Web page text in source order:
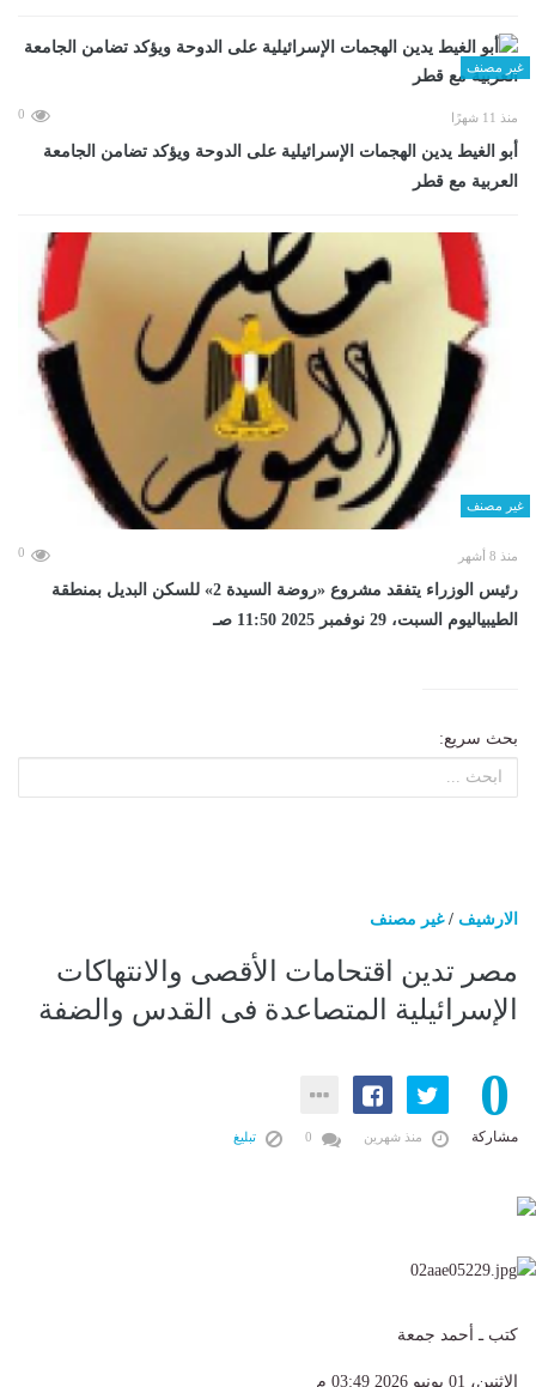
غير مصنف
منذ 11 شهرًا 0
أبو الغيط يدين الهجمات الإسرائيلية على الدوحة ويؤكد تضامن الجامعة
العربية مع قطر
غير مصنف
منذ 8 أشهر 0
رئيس الوزراء يتفقد مشروع «روضة السيدة 2» للسكن البديل بمنطقة
الطيبياليوم السبت، 29 نوفمبر 2025 11:50 صـ
بحث سريع:
الارشيف /غير مصنف
مصر تدين اقتحامات الأقصى والانتهاكات
الإسرائيلية المتصاعدة فى القدس والضفة
0
مشاركة منذ شهرين تبليغ
كتب ـ أحمد جمعة
الإثنين، 01 يونيو 2026 03:49 م